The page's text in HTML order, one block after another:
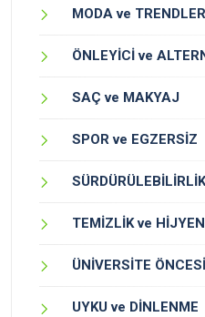
MODA ve TRENDLER
ÖNLEYİCİ ve
SAÇ ve MAKYAJ
SPOR ve EGZERSİZ
SÜRDÜRÜLEBİLİRLİK
TEMİZLİK ve HİJYEN
ÜNİVERSİTE
UYKU ve DİNLENME